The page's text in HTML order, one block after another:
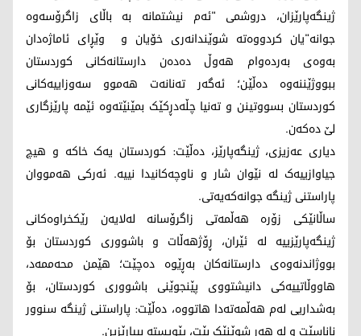
ژینگەپارێزان، دروشمی "ئەم نیشتمانە بە باڵای زاگرۆسەوە
جوانە"یان کردووەتە شوێندانەری خۆیان و وێڕای ئاماژەدان
بەوەی بەردەوام هەوڵ دەدەن دارستانەکانی کوردستان
ببووژێننەوە دەڵێن؛ ئەگەر تەنانەت هەموو سەوزاییەکانی
کوردستان بسووتینن و تەنیا چڵەدڕکێک بمێنێتەوە ئێمە پارێزگاری
لێ دەکەن.
دیاری عەزیزی، ژینگەپارێز، دەڵێت: کوردستان یەک خاکە و هیچ
جیاوازییەک لە نێوان شار و ناوچەکانیدا نییە. ئەرکی هەمووان
پاراستنی ژینگە جوانەکەیەتی.
ساڵانێکی زۆرە هەڵمەتی زاگرۆسانە لەلایەن رێکخراوەکانی
ژینگەپارێزییە لە ئێران، ڕۆژهەڵات و باشووری کوردستان بۆ
بووژاندنەوەی دارستانەکان بەڕێوە دەچێت؛ هێمن محەممەد،
هاووڵاتییەکی دانیشتووی پێنجوێنی باشووری کوردستان، بۆ
بەشداریی لەم هەڵمەتەدا هاتووە، دەڵێت: پاراستنی ژینگە سنوور